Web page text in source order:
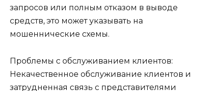
запросов или полным отказом в выводе
средств, это может указывать на
мошеннические схемы.
Проблемы с обслуживанием клиентов:
Некачественное обслуживание клиентов и
затрудненная связь с представителями